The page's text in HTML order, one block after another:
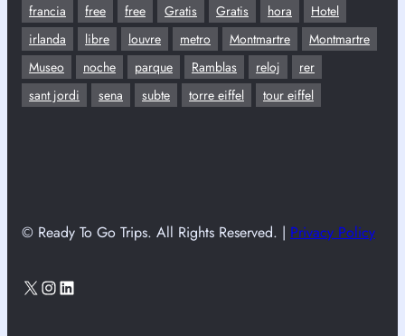
francia
free free Gratis Gratis hora
Hotel
irlanda
libre louvre metro Montmartre
Montmartre
Museo
noche parque Ramblas reloj
rer
sant jordi
sena subte torre eiffel tour eiffel
© Ready To Go Trips. All Rights Reserved. | Privacy Policy
X Instagram
LinkedIn